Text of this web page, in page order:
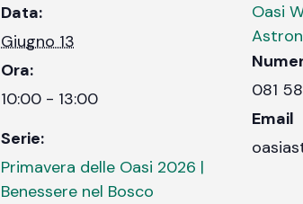
Data:
Giugno 13
Ora:
10:00 - 13:00
Serie:
Primavera delle Oasi 2026 |
Benessere nel Bosco
Oasi
081
Email